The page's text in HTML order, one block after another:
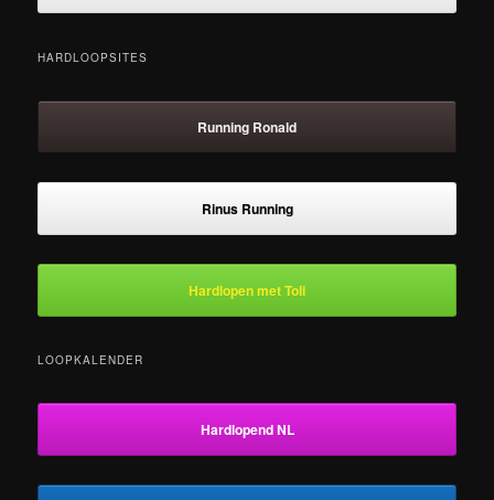
HARDLOOPSITES
Running Ronald
Rinus Running
Hardlopen met Toli
LOOPKALENDER
Hardlopend NL